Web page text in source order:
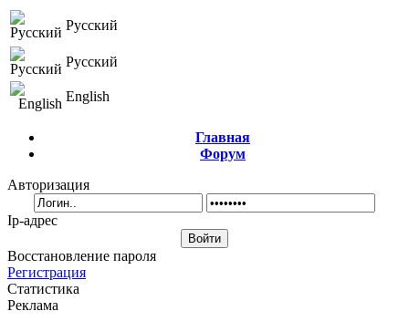
Русский
Русский
English
Главная
Форум
Авторизация
Ip-адрес
Восстановление пароля
Регистрация
Статистика
Реклама